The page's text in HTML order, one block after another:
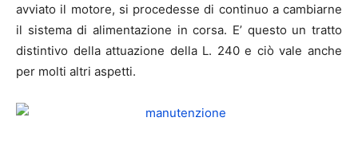
avviato il motore, si procedesse di continuo a cambiarne
il sistema di alimentazione in corsa. E’ questo un tratto
distintivo della attuazione della L. 240 e ciò vale anche
per molti altri aspetti.